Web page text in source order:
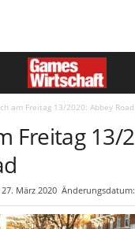
am Freitag 13/2020: Abbey Road
Freitag 13/
27. März 2020